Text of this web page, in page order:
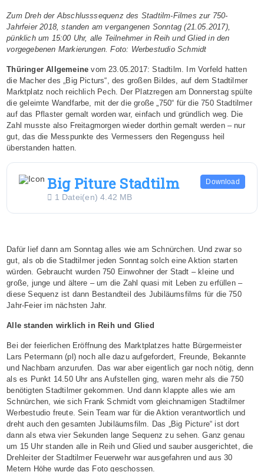
Zum Dreh der Abschlusssequenz des Stadtilm-Filmes zur 750-
Jahrfeier 2018, standen am vergangenen Sonntag (21.05.2017),
pünklich um 15:00 Uhr, alle Teilnehmer in Reih und Glied in den
vorgegebenen Markierungen. Foto: Werbestudio Schmidt
Thüringer Allgemeinevom 23.05.2017: Stadtilm. Im Vorfeld hatten
die Macher des „Big Picturs“, des großen Bildes, auf dem Stadtilmer
Marktplatz noch reichlich Pech. Der Platzregen am Donnerstag spülte
die geleimte Wandfarbe, mit der die große „750“ für die 750 Stadtilmer
auf das Pflaster gemalt worden war, einfach und gründlich weg. Die
Zahl musste also Freitagmorgen wieder dorthin gemalt werden – nur
gut, das die Messpunkte des Vermessers den Regenguss heil
überstanden hatten.
Big Piture Stadtilm
1 Datei(en)4.42 MB
Download
Dafür lief dann am Sonntag alles wie am Schnürchen. Und zwar so
gut, als ob die Stadtilmer jeden Sonntag solch eine Aktion starten
würden. Gebraucht wurden 750 Einwohner der Stadt – kleine und
große, junge und ältere – um die Zahl quasi mit Leben zu erfüllen –
diese Sequenz ist dann Bestandteil des Jubiläumsfilms für die 750
Jahr-Feier im nächsten Jahr.
Alle standen wirklich in Reih und Glied
Bei der feierlichen Eröffnung des Marktplatzes hatte Bürgermeister
Lars Petermann (pl) noch alle dazu aufgefordert, Freunde, Bekannte
und Nachbarn anzurufen. Das war aber eigentlich gar noch nötig, denn
als es Punkt 14.50 Uhr ans Aufstellen ging, waren mehr als die 750
benötigten Stadtilmer gekommen. Und dann klappte alles wie am
Schnürchen, wie sich Frank Schmidt vom gleichnamigen Stadtilmer
Werbestudio freute. Sein Team war für die Aktion verantwortlich und
dreht auch den gesamten Jubiläumsfilm. Das „Big Picture“ ist dort
dann als etwa vier Sekunden lange Sequenz zu sehen. Ganz genau
um 15 Uhr standen alle in Reih und Glied und sauber ausgerichtet, die
Drehleiter der Stadtilmer Feuerwehr war ausgefahren und aus 30
Metern Höhe wurde das Foto geschossen.